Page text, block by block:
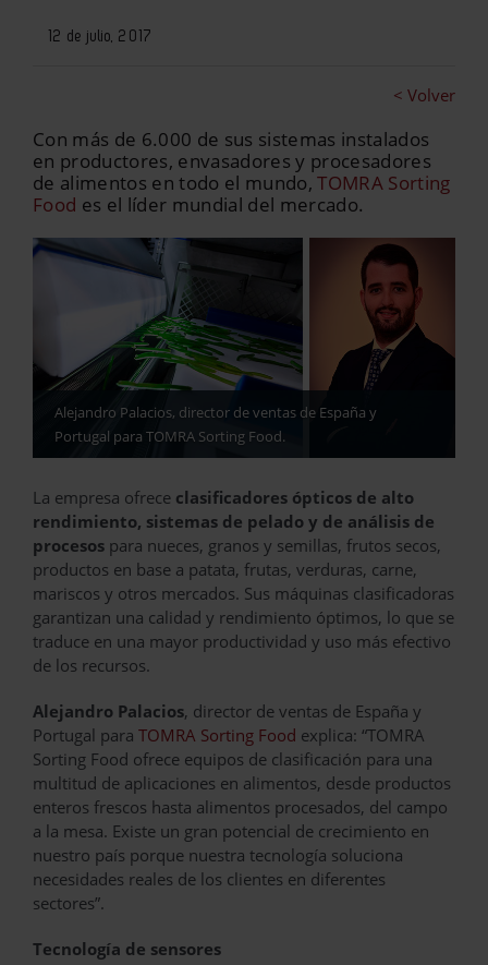
12 de julio, 2017
< Volver
Con más de 6.000 de sus sistemas instalados
en productores, envasadores y procesadores
de alimentos en todo el mundo,TOMRA Sorting
Food es el líder mundial del mercado.
Alejandro Palacios, director de ventas de España y
Portugal para TOMRA Sorting Food.
La empresa ofrece clasificadores ópticos de alto
rendimiento, sistemas de pelado y de análisis de
procesos para nueces, granos y semillas, frutos secos,
productos en base a patata, frutas, verduras, carne,
mariscos y otros mercados. Sus máquinas clasificadoras
garantizan una calidad y rendimiento óptimos, lo que se
traduce en una mayor productividad y uso más efectivo
de los recursos.
Alejandro Palacios, director de ventas de España y
Portugal para TOMRA Sorting Food explica: “TOMRA
Sorting Food ofrece equipos de clasificación para una
multitud de aplicaciones en alimentos, desde productos
enteros frescos hasta alimentos procesados, del campo
a la mesa. Existe un gran potencial de crecimiento en
nuestro país porque nuestra tecnología soluciona
necesidades reales de los clientes en diferentes
sectores”.
Tecnología de sensores